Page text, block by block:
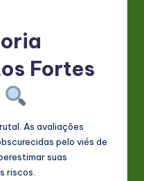
Fortes
As avaliações
pelo viés de
suas
riscos.